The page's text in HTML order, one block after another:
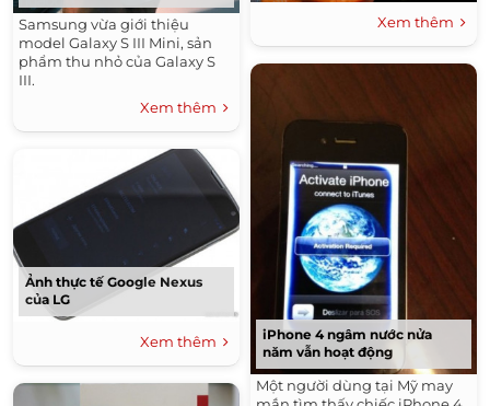
Samsung vừa giới thiệu
model Galaxy S III Mini, sản
phẩm thu nhỏ của Galaxy S
III.
Xem thêm
Ảnh thực tế Google Nexus
của LG
Xem thêm
Xem thêm
iPhone 4 ngâm nước nửa
năm vẫn hoạt động
Một người dùng tại Mỹ may